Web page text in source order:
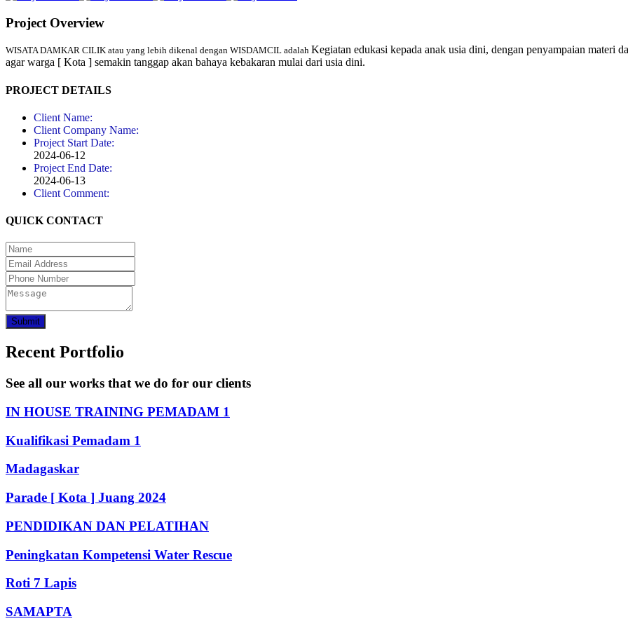
Project Overview
WISATA DAMKAR CILIK atau yang lebih dikenal dengan WISDAMCIL adalah Kegiatan edukasi kepada anak usia dini, dengan penyampaian materi
agar warga [ Kota ] semakin tanggap akan bahaya kebakaran mulai dari usia dini.
PROJECT DETAILS
Client Name:
Client Company Name:
Project Start Date:
2024-06-12
Project End Date:
2024-06-13
Client Comment:
QUICK CONTACT
Submit
Recent Portfolio
See all our works that we do for our clients
IN HOUSE TRAINING PEMADAM 1
Kualifikasi Pemadam 1
Madagaskar
Parade [ Kota ] Juang 2024
PENDIDIKAN DAN PELATIHAN
Peningkatan Kompetensi Water Rescue
Roti 7 Lapis
SAMAPTA